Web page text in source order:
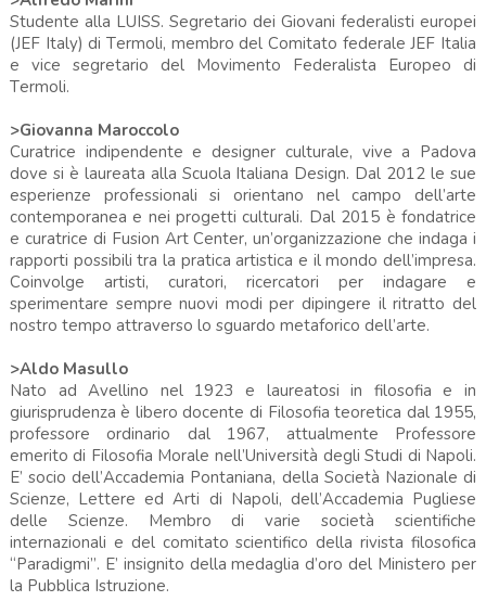
Studente alla LUISS. Segretario dei Giovani federalisti europei
(JEF Italy) di Termoli, membro del Comitato federale JEF Italia
e vice segretario del Movimento Federalista Europeo di
Termoli.
>Giovanna Maroccolo
Curatrice indipendente e designer culturale, vive a Padova
dove si è laureata alla Scuola Italiana Design. Dal 2012 le sue
esperienze professionali si orientano nel campo dell’arte
contemporanea e nei progetti culturali. Dal 2015 è fondatrice
e curatrice di Fusion Art Center, un’organizzazione che indaga i
rapporti possibili tra la pratica artistica e il mondo dell’impresa.
Coinvolge artisti, curatori, ricercatori per indagare e
sperimentare sempre nuovi modi per dipingere il ritratto del
nostro tempo attraverso lo sguardo metaforico dell’arte.
>Aldo Masullo
Nato ad Avellino nel 1923 e laureatosi in filosofia e in
giurisprudenza è libero docente di Filosofia teoretica dal 1955,
professore ordinario dal 1967, attualmente Professore
emerito di Filosofia Morale nell’Università degli Studi di Napoli.
E’ socio dell’Accademia Pontaniana, della Società Nazionale di
Scienze, Lettere ed Arti di Napoli, dell’Accademia Pugliese
delle Scienze. Membro di varie società scientifiche
internazionali e del comitato scientifico della rivista filosofica
“Paradigmi”. E’ insignito della medaglia d’oro del Ministero per
la Pubblica Istruzione.